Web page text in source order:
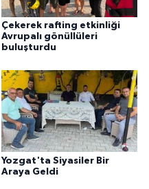
Çekerek rafting etkinliği
Avrupalı gönüllüleri
buluşturdu
Yozgat'ta Siyasiler Bir
Araya Geldi